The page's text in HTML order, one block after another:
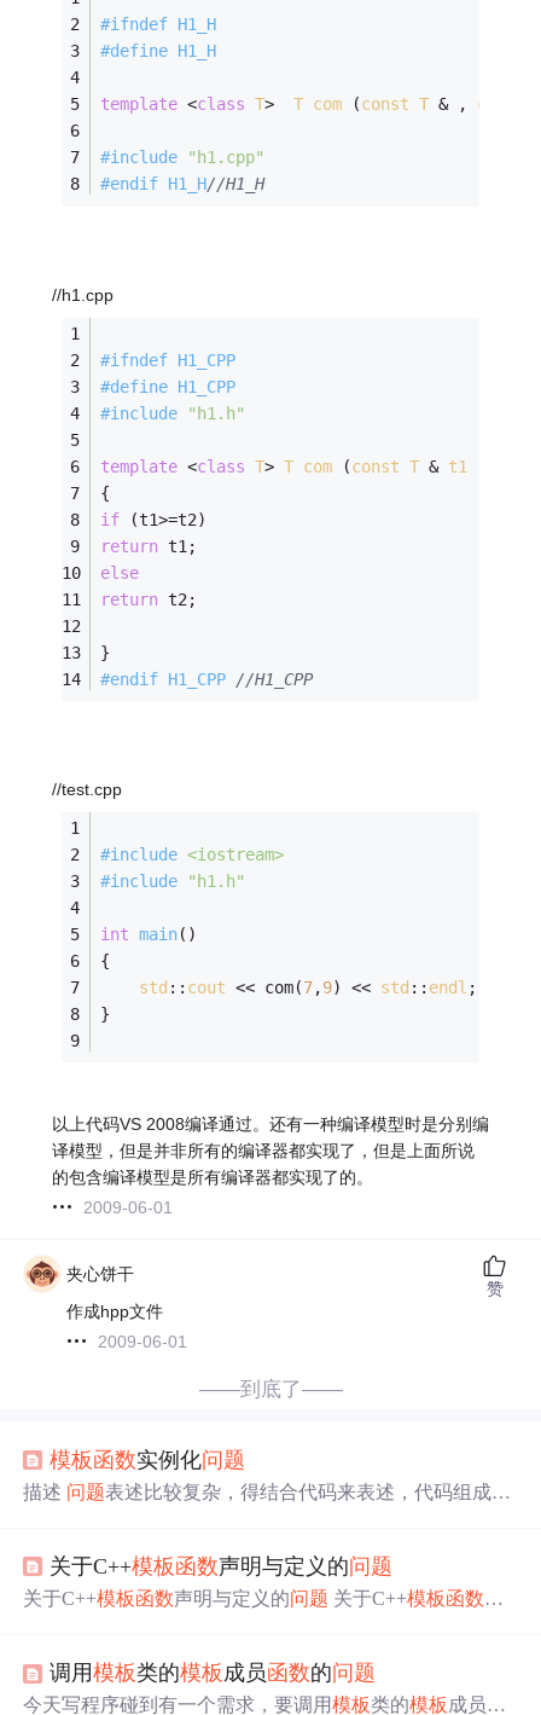
#ifndef H1_H
#define H1_H
template <class T> T com (const T & , const
#include
"h1.cpp"
#endif H1_H//H1_H
//h1.cpp
#ifndef H1_CPP
#define H1_CPP
#include "h1.h"
template <class T> T com (const T & t1
{
if (t1>=t2)
return t1;
else
return t2;
}
#endif H1_CPP //H1_CPP
//test.cpp
#include <iostream>
#include "h1.h"
int main()
{
std :: cout << com(7,9) << std :: endl ;
}
以上代码VS 2008编译通过。还有一种编译模型时是分别编
译模型，但是并非所有的编译器都实现了，但是上面所说
的包含编译模型是所有编译器都实现了的。
2009-06-01
夹心饼干
作成hpp文件
2009-06-01
赞
——到底了——
模板函数实例化问题
描述 问题表述比较复杂，得结合代码来表述，代码组成文
供个性化的处理 A.h，声明了一个实际上使用纯数据类的
业务类A A.cpp，为模板函数提供了模板函数内部的具体实
函数提供了模板函数 内部的具体实现，一个全局的[di
关于C++模板函数声明与定义的问题
关于C++模板函数声明与定义的问题 关于C++模板函数声
于 模板函数的问题。如下所示， demo.h代码 #ifndef DEMO
_H #define DEMO_H class Demo { public: Demo(); virtual ~
调用模板类的模板成员函数的问题
今天写程序碰到有一个需求，要调用模板类的模板 成员 函